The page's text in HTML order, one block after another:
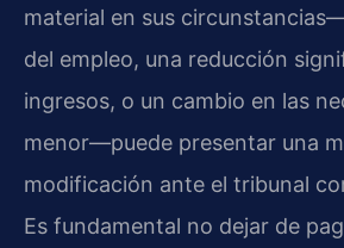
material en sus
del empleo, una reducción
ingresos, o un cambio en las
menor—puede presentar una
modificación ante el tribunal
Es fundamental no dejar de